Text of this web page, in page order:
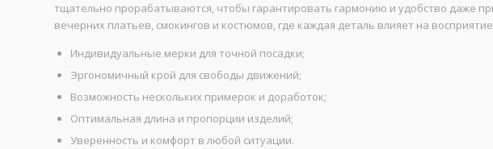
тщательно прорабатываются, чтобы гарантировать гармонию и удобство даже
вечерних платьев, смокингов и костюмов, где каждая деталь влияет на
Индивидуальные мерки для точной посадки;
Эргономичный крой для свободы движений;
Возможность нескольких примерок и доработок;
Оптимальная длина и пропорции изделий;
Уверенность и комфорт в любой ситуации.